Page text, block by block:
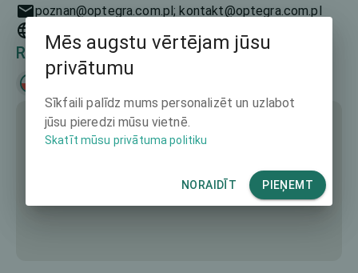
poznan@optegra.com.pl; kontakt@optegra.com.pl
Runātās valodas
Mēs augstu vērtējam jūsu
privātumu
Sīkfaili palīdz mums personalizēt un uzlabot
jūsu pieredzi mūsu vietnē.
Skatīt mūsu privātuma politiku
NORAIDĪT PIEŅEMT